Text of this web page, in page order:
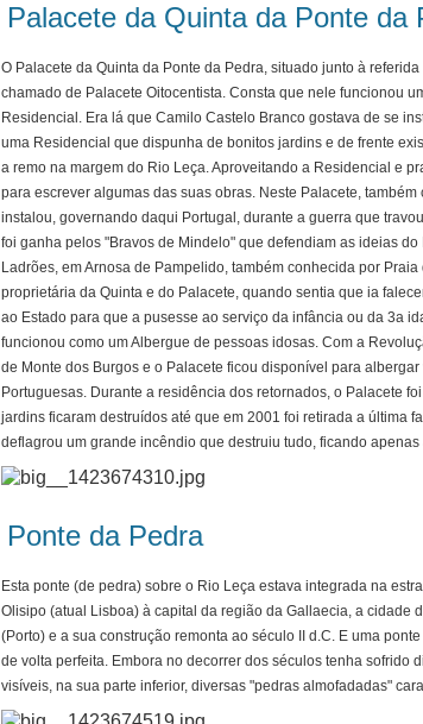
Palacete da Quinta da Ponte da
O Palacete da Quinta da Ponte da Pedra, situado junto à
chamado de Palacete Oitocentista. Consta que nele funcionou
Residencial. Era lá que Camilo Castelo Branco gostava de se
uma Residencial que dispunha de bonitos jardins e de frente
a remo na margem do Rio Leça. Aproveitando a Residencial e
para escrever algumas das suas obras. Neste Palacete,
instalou, governando daqui Portugal, durante a guerra que
foi ganha pelos "Bravos de Mindelo" que defendiam as ideias
Ladrões, em Arnosa de Pampelido, também conhecida por
proprietária da Quinta e do Palacete, quando sentia que ia
ao Estado para que a pusesse ao serviço da infância ou da 3a
funcionou como um Albergue de pessoas idosas. Com a
de Monte dos Burgos e o Palacete ficou disponível para
Portuguesas. Durante a residência dos retornados, o Palacete
jardins ficaram destruídos até que em 2001 foi retirada a última
deflagrou um grande incêndio que destruiu tudo, ficando
Ponte da Pedra
Esta ponte (de pedra) sobre o Rio Leça estava integrada na
Olisipo (atual Lisboa) à capital da região da Gallaecia, a cidade
(Porto) e a sua construção remonta ao século II d.C. E uma
de volta perfeita. Embora no decorrer dos séculos tenha sofrido
visíveis, na sua parte inferior, diversas "pedras almofadadas"